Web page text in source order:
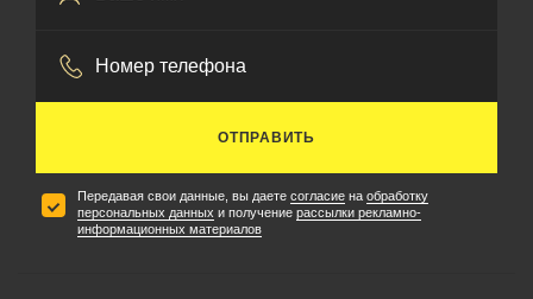
ОТПРАВИТЬ
Передавая свои данные, вы даете согласие на обработку
персональных данных и получение рассылки рекламно-
информационных материалов